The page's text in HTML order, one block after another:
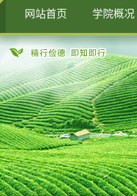
网站首页 学院概况